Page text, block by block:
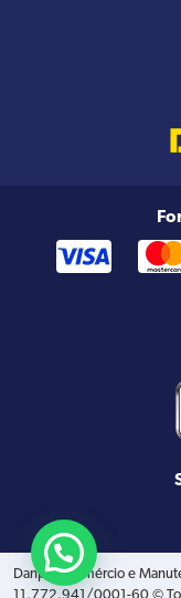
Danpler Comércio e